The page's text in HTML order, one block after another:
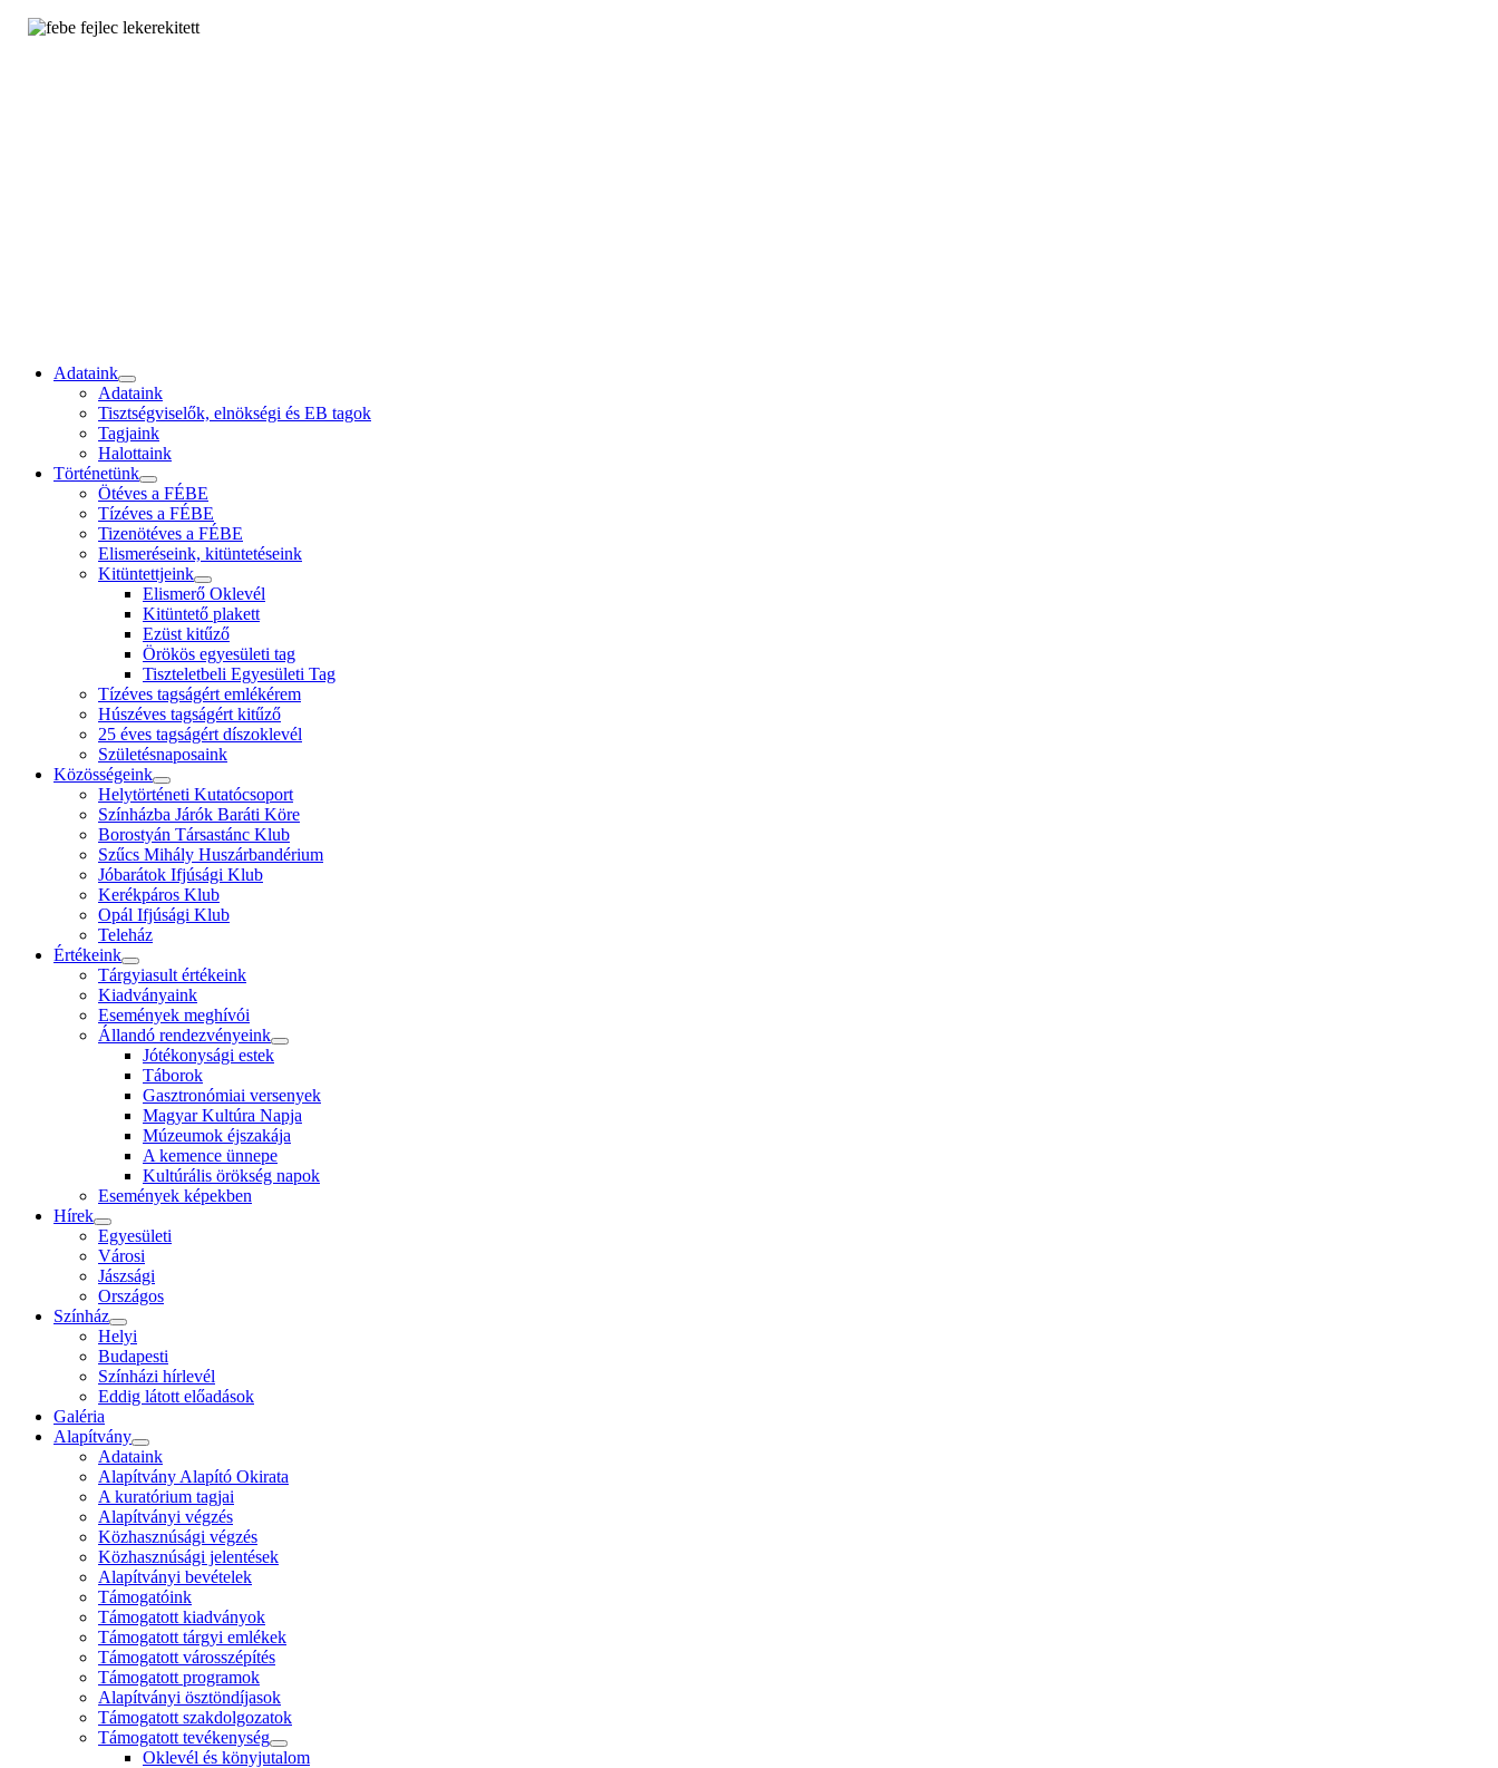
Adataink
Adataink
Tisztségviselők, elnökségi és EB tagok
Tagjaink
Halottaink
Történetünk
Ötéves a FÉBE
Tízéves a FÉBE
Tizenötéves a FÉBE
Elismeréseink, kitüntetéseink
Kitüntettjeink
Elismerő Oklevél
Kitüntető plakett
Ezüst kitűző
Örökös egyesületi tag
Tiszteletbeli Egyesületi Tag
Tízéves tagságért emlékérem
Húszéves tagságért kitűző
25 éves tagságért díszoklevél
Születésnaposaink
Közösségeink
Helytörténeti Kutatócsoport
Színházba Járók Baráti Köre
Borostyán Társastánc Klub
Szűcs Mihály Huszárbandérium
Jóbarátok Ifjúsági Klub
Kerékpáros Klub
Opál Ifjúsági Klub
Teleház
Értékeink
Tárgyiasult értékeink
Kiadványaink
Események meghívói
Állandó rendezvényeink
Jótékonysági estek
Táborok
Gasztronómiai versenyek
Magyar Kultúra Napja
Múzeumok éjszakája
A kemence ünnepe
Kultúrális örökség napok
Események képekben
Hírek
Egyesületi
Városi
Jászsági
Országos
Színház
Helyi
Budapesti
Színházi hírlevél
Eddig látott előadások
Galéria
Alapítvány
Adataink
Alapítvány Alapító Okirata
A kuratórium tagjai
Alapítványi végzés
Közhasznúsági végzés
Közhasznúsági jelentések
Alapítványi bevételek
Támogatóink
Támogatott kiadványok
Támogatott tárgyi emlékek
Támogatott városszépítés
Támogatott programok
Alapítványi ösztöndíjasok
Támogatott szakdolgozatok
Támogatott tevékenység
Oklevél és könyjutalom